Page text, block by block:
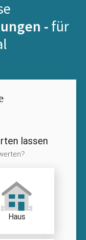
- für
lassen
Haus